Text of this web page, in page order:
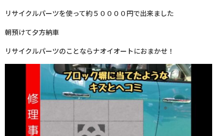
リサイクルパーツを使って約５００００円で出来ました
朝預けて夕方納車
リサイクルパーツのことならナオイオートにおまかせ！